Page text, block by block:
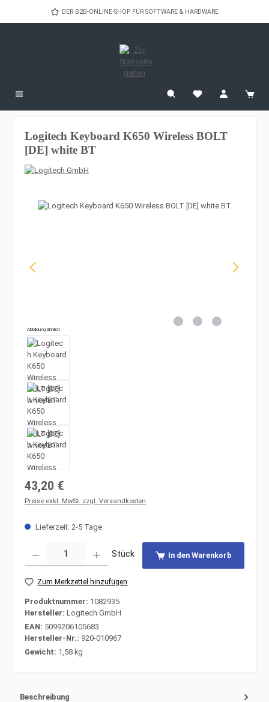
Zum Hauptinhalt springenDER B2B-ONLINE-SHOP FÜR SOFTWARE & HARDWARE
Logitech Keyboard K650 Wireless BOLT
[DE] white BT
Bildergalerie überspringen
Abbildung ähnlich
Regulärer Preis:
43,20 €
Preise exkl. MwSt. zzgl. Versandkosten
Lieferzeit: 2-5 Tage
Stück In den Warenkorb
Zum Merkzettel hinzufügen
Produktnummer: 1082935
Hersteller: Logitech GmbH
EAN: 5099206105683
Hersteller-Nr.: 920-010967
Gewicht: 1,58 kg
Beschreibung